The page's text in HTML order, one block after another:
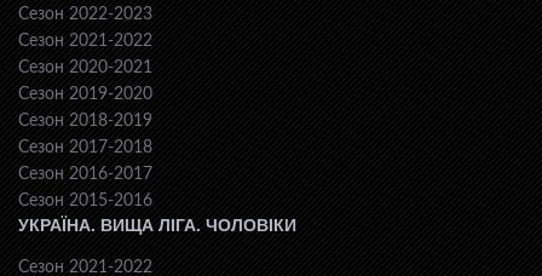
Сезон 2022-2023
Сезон 2021-2022
Сезон 2020-2021
Сезон 2019-2020
Сезон 2018-2019
Сезон 2017-2018
Сезон 2016-2017
Сезон 2015-2016
УКРАЇНА. ВИЩА ЛІГА. ЧОЛОВІКИ
Сезон 2021-2022